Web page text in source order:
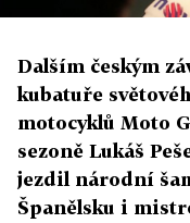
Dalším českým
kubatuře
motocyklů Moto
sezoně Lukáš
jezdil národní
Španělsku i